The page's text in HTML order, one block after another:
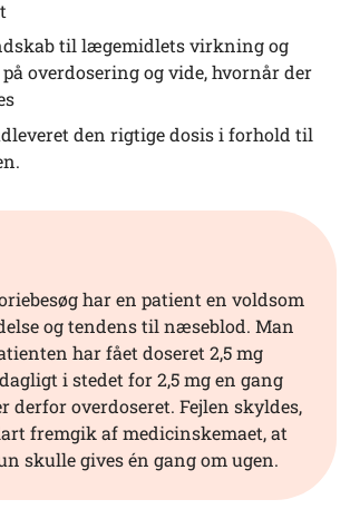
til lægemidlets virkning og
overdosering og vide, hvornår der
den rigtige dosis i forhold til
har en patient en voldsom
og tendens til næseblod. Man
har fået doseret 2,5 mg
i stedet for 2,5 mg en gang
derfor overdoseret. Fejlen skyldes,
fremgik af medicinskemaet, at
skulle gives én gang om ugen.